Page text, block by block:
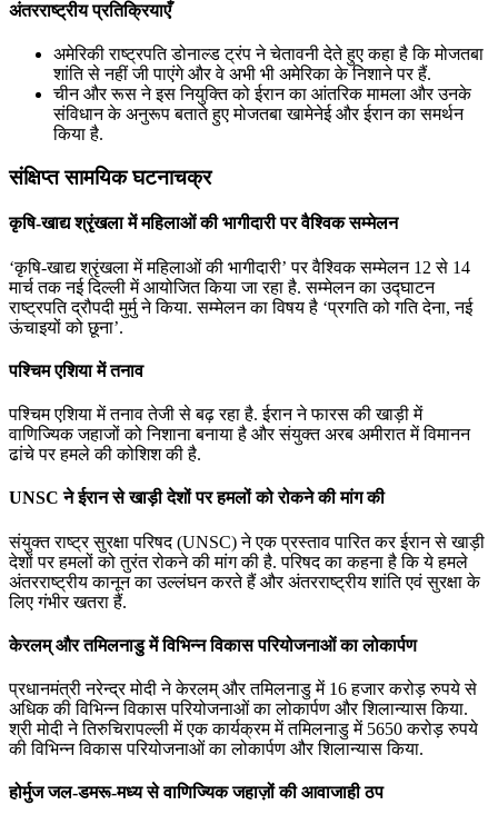
अंतरराष्ट्रीय प्रतिक्रियाएँ
अमेरिकी राष्ट्रपति डोनाल्ड ट्रंप ने चेतावनी देते हुए कहा है कि मोजतबा
शांति से नहीं जी पाएंगे और वे अभी भी अमेरिका के निशाने पर हैं.
चीन और रूस ने इस नियुक्ति को ईरान का आंतरिक मामला और उनके
संविधान के अनुरूप बताते हुए मोजतबा खामेनेई और ईरान का समर्थन
किया है.
संक्षिप्त सामयिक घटनाचक्र
कृषि-खाद्य श्रृंखला में महिलाओं की भागीदारी पर वैश्विक सम्मेलन
‘कृषि-खाद्य श्रृंखला में महिलाओं की भागीदारी’ पर वैश्विक सम्मेलन 12 से 14
मार्च तक नई दिल्ली में आयोजित किया जा रहा है. सम्मेलन का उद्घाटन
राष्ट्रपति द्रौपदी मुर्मु ने किया. सम्मेलन का विषय है ‘प्रगति को गति देना, नई
ऊंचाइयों को छूना’.
पश्चिम एशिया में तनाव
पश्चिम एशिया में तनाव तेजी से बढ़ रहा है. ईरान ने फारस की खाड़ी में
वाणिज्यिक जहाजों को निशाना बनाया है और संयुक्त अरब अमीरात में विमानन
ढांचे पर हमले की कोशिश की है.
UNSC ने ईरान से खाड़ी देशों पर हमलों को रोकने की मांग की
संयुक्त राष्ट्र सुरक्षा परिषद (UNSC) ने एक प्रस्ताव पारित कर ईरान से खाड़ी
देशों पर हमलों को तुरंत रोकने की मांग की है. परिषद का कहना है कि ये हमले
अंतरराष्ट्रीय कानून का उल्लंघन करते हैं और अंतरराष्ट्रीय शांति एवं सुरक्षा के
लिए गंभीर खतरा हैं.
केरलम् और तमिलनाडु में विभिन्न विकास परियोजनाओं का लोकार्पण
प्रधानमंत्री नरेन्द्र मोदी ने केरलम् और तमिलनाडु में 16 हजार करोड़ रुपये से
अधिक की विभिन्न विकास परियोजनाओं का लोकार्पण और शिलान्‍यास किया.
श्री मोदी ने तिरुचिरापल्ली में एक कार्यक्रम में तमिलनाडु में 5650 करोड़ रुपये
की विभिन्न विकास परियोजनाओं का लोकार्पण और शिलान्‍यास किया.
होर्मुज जल-डमरू-मध्‍य से वाणिज्यिक जहाज़ों की आवाजाही ठप